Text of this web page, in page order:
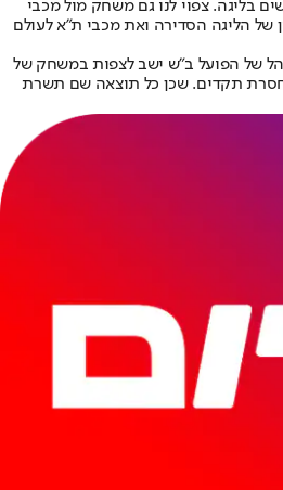
צפוי לנו גם משחק מול מכבי
של הליגה הסדירה ואת מכבי ת"א לעולם
של הפועל ב"ש ישב לצפות במשחק של
חסרת תקדים. שכן כל תוצאה שם תשרת